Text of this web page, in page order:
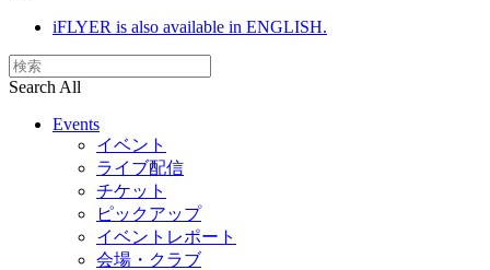
iFLYER is also available in ENGLISH.
Search All
Events
イベント
ライブ配信
チケット
ピックアップ
イベントレポート
会場・クラブ